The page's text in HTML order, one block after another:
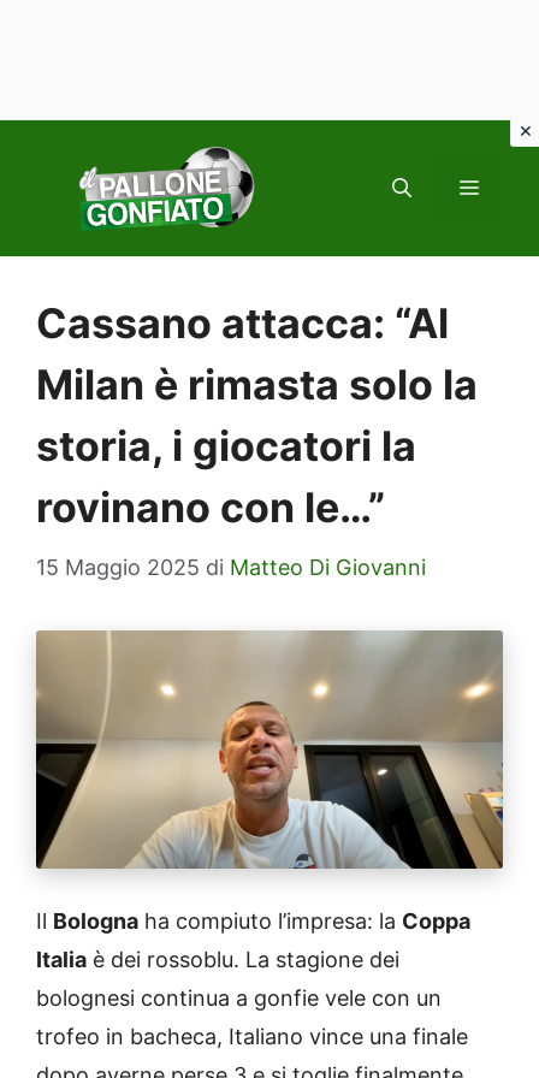
contenuto
MENU
Cassano attacca: “Al
Milan è rimasta solo la
storia, i giocatori la
rovinano con le…”
15 Maggio 2025 di Matteo Di Giovanni
Il Bologna ha compiuto l’impresa: la Coppa
Italia è dei rossoblu. La stagione dei
bolognesi continua a gonfie vele con un
trofeo in bacheca, Italiano vince una finale